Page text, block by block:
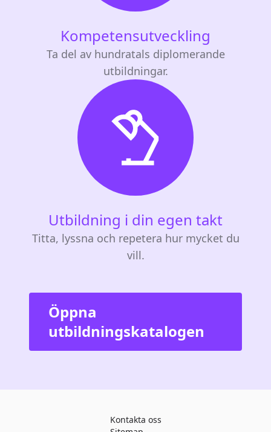
Kompetensutveckling
Ta del av hundratals diplomerande
utbildningar.
Utbildning i din egen takt
Titta, lyssna och repetera hur mycket du
vill.
Öppna
utbildningskatalogen
Kontakta oss